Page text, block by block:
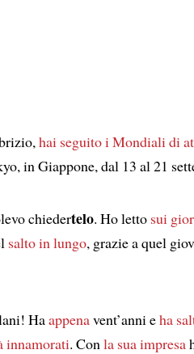
hai seguitoi Mondiali di
in Giappone, dal 13 al 21
chiedertelo. Ho letto sui
salto in lungo, grazie a quel
Haappenavent’anni eha
innamorati. Con la sua impresa